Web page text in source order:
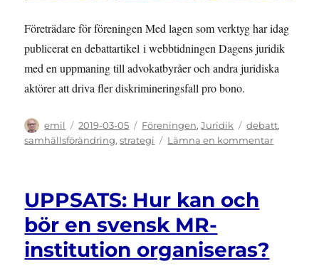
Företrädare för föreningen Med lagen som verktyg har idag
publicerat en debattartikel i webbtidningen Dagens juridik
med en uppmaning till advokatbyråer och andra juridiska
aktörer att driva fler diskrimineringsfall pro bono.
Författare
emil
Publicerat
den
2019-03-05 Kategorier
Föreningen,Juridik Etiketter
debatt,
samhällsförändring,strategi Lämna en kommentartill
UPPSATS: Hur kan och
bör en svensk MR-
institution organiseras?